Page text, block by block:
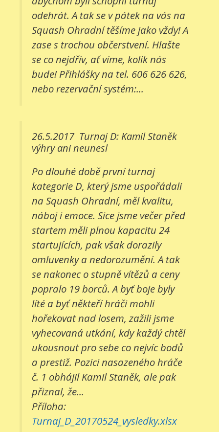
odehrát. A tak se v pátek na vás na
Squash Ohradní těšíme jako vždy! A
zase s trochou občerstvení. Hlašte
se co nejdřív, ať víme, kolik nás
bude! Přihlášky na tel. 606 626 626,
nebo rezervační systém:...
26.5.2017 Turnaj D: Kamil Staněk
výhry ani neunesl
Po dlouhé době první turnaj
kategorie D, který jsme uspořádali
na Squash Ohradní, měl kvalitu,
náboj i emoce. Sice jsme večer před
startem měli plnou kapacitu 24
startujících, pak však dorazily
omluvenky a nedorozumění. A tak
se nakonec o stupně vítězů a ceny
popralo 19 borců. A byť boje byly
líté a byť někteří hráči mohli
hořekovat nad losem, zažili jsme
vyhecovaná utkání, kdy každý chtěl
ukousnout pro sebe co nejvíc bodů
a prestiž. Pozici nasazeného hráče
č. 1 obhájil Kamil Staněk, ale pak
přiznal, že...
Příloha:
Turnaj_D_20170524_vysledky.xlsx